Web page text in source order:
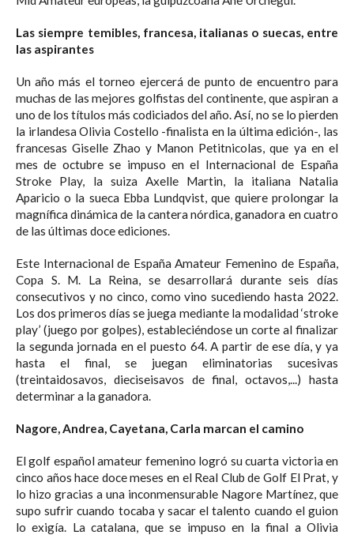
Las siempre temibles, francesa, italianas o suecas, entre
las aspirantes
Un año más el torneo ejercerá de punto de encuentro para
muchas de las mejores golfistas del continente, que aspiran a
uno de los títulos más codiciados del año. Así, no se lo pierden
la irlandesa Olivia Costello -finalista en la última edición-, las
francesas Giselle Zhao y Manon Petitnicolas, que ya en el
mes de octubre se impuso en el Internacional de España
Stroke Play, la suiza Axelle Martin, la italiana Natalia
Aparicio o la sueca Ebba Lundqvist, que quiere prolongar la
magnífica dinámica de la cantera nórdica, ganadora en cuatro
de las últimas doce ediciones.
Este Internacional de España Amateur Femenino de España,
Copa S. M. La Reina, se desarrollará durante seis días
consecutivos y no cinco, como vino sucediendo hasta 2022.
Los dos primeros días se juega mediante la modalidad ‘stroke
play’ (juego por golpes), estableciéndose un corte al finalizar
la segunda jornada en el puesto 64. A partir de ese día, y ya
hasta el final, se juegan eliminatorias sucesivas
(treintaidosavos, dieciseisavos de final, octavos,...) hasta
determinar a la ganadora.
Nagore, Andrea, Cayetana, Carla marcan el camino
El golf español amateur femenino logró su cuarta victoria en
cinco años hace doce meses en el Real Club de Golf El Prat, y
lo hizo gracias a una inconmensurable Nagore Martínez, que
supo sufrir cuando tocaba y sacar el talento cuando el guion
lo exigía. La catalana, que se impuso en la final a Olivia